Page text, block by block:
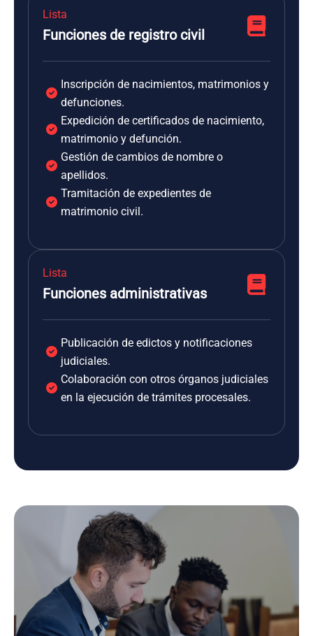
Lista
Funciones de registro civil
Inscripción de nacimientos, matrimonios y
defunciones.
Expedición de certificados de nacimiento,
matrimonio y defunción.
Gestión de cambios de nombre o
apellidos.
Tramitación de expedientes de
matrimonio civil.
Lista
Funciones administrativas
Publicación de edictos y notificaciones
judiciales.
Colaboración con otros órganos judiciales
en la ejecución de trámites procesales.